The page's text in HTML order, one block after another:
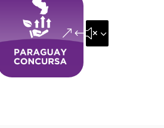
&#x35;